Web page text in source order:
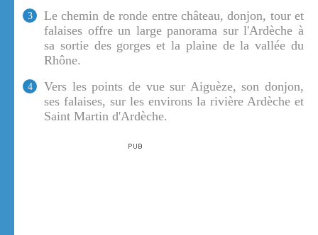
3
Le chemin de ronde entre château, donjon, tour et
falaises offre un large panorama sur l'Ardèche à
sa sortie des gorges et la plaine de la vallée du
Rhône.
4
Vers les points de vue sur Aiguèze, son donjon,
ses falaises, sur les environs la rivière Ardèche et
Saint Martin d'Ardèche.